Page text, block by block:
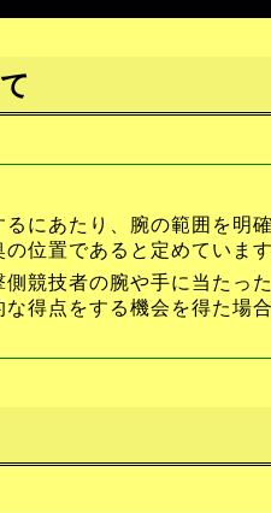
にあたり、腕の範囲を明
位置であると定めています
競技者の腕や手に当たっ
得点をする機会を得た場